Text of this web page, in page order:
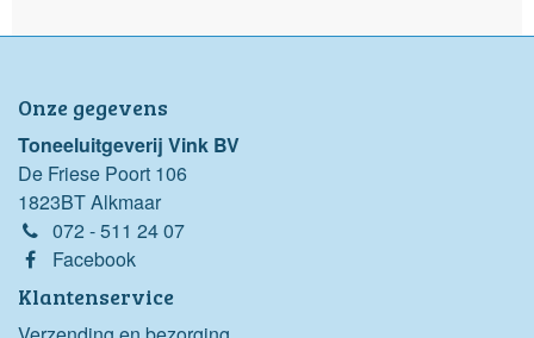
Onze gegevens
Toneeluitgeverij Vink BV
De Friese Poort 106
1823BT Alkmaar
072 - 511 24 07
Facebook
Klantenservice